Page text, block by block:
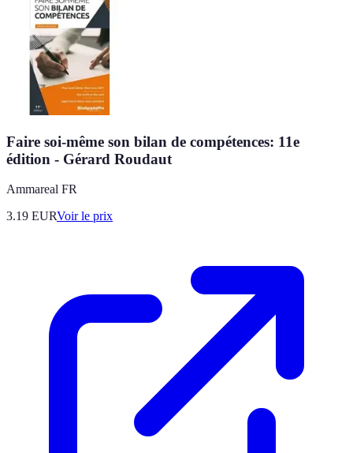
Faire soi-même son bilan de compétences: 11e
édition - Gérard Roudaut
Ammareal FR
3.19 EURVoir le prix